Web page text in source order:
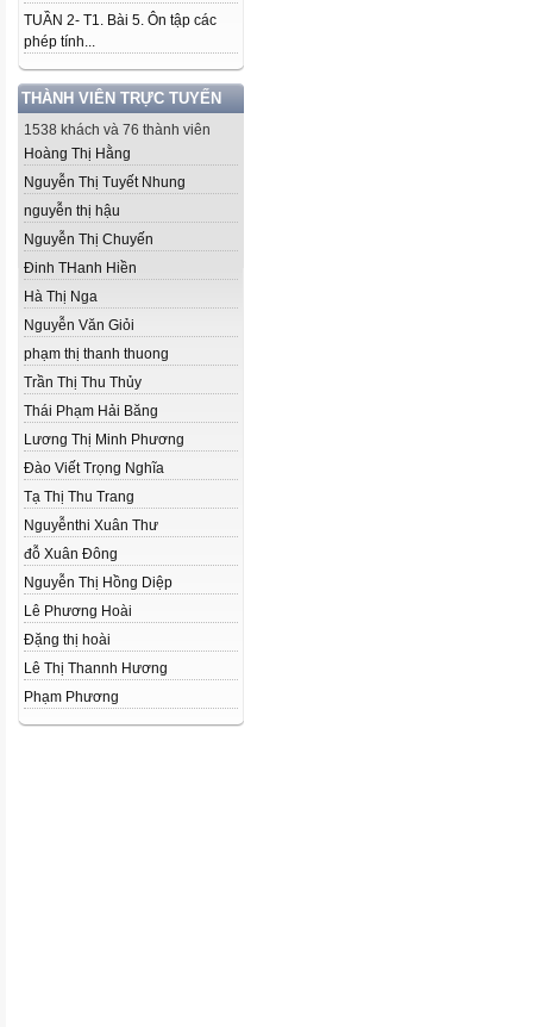
TUẦN 2- T1. Bài 5. Ôn tập các
phép tính...
THÀNH VIÊN TRỰC TUYẾN
1538 khách và 76 thành viên
Hoàng Thị Hằng
Nguyễn Thị Tuyết Nhung
nguyễn thị hậu
Nguyễn Thị Chuyến
Đinh THanh Hiền
Hà Thị Nga
Nguyễn Văn Giỏi
phạm thị thanh thuong
Trần Thị Thu Thủy
Thái Phạm Hải Băng
Lương Thị Minh Phương
Đào Viết Trọng Nghĩa
Tạ Thị Thu Trang
Nguyễnthi Xuân Thư
đỗ Xuân Đông
Nguyễn Thị Hồng Diệp
Lê Phương Hoài
Đặng thị hoài
Lê Thị Thannh Hương
Phạm Phương